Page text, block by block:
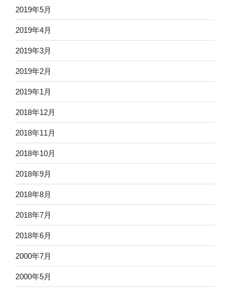
2019年5月
2019年4月
2019年3月
2019年2月
2019年1月
2018年12月
2018年11月
2018年10月
2018年9月
2018年8月
2018年7月
2018年6月
2000年7月
2000年5月